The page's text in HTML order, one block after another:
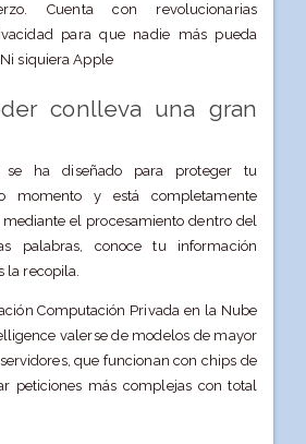
Cuenta con revolucionarias
para que nadie más pueda
siquiera Apple
conlleva una gran
se ha diseñado para proteger tu
momento y está completamente
el procesamiento dentro del
palabras, conoce tu información
la recopila.
Computación Privada en la Nube
valerse de modelos de mayor
que funcionan con chips de
peticiones más complejas con total